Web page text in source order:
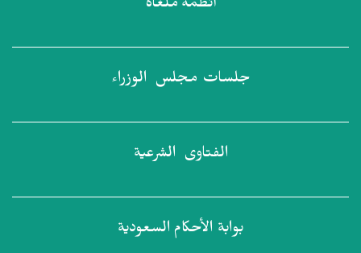
أنظمة ملغاة
جلسات مجلس الوزراء
الفتاوى الشرعية
بوابة الأحكام السعودية